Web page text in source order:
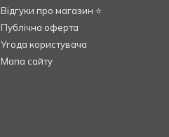
Відгуки про магазин ⭐
Публічна оферта
Угода користувача
Мапа сайту